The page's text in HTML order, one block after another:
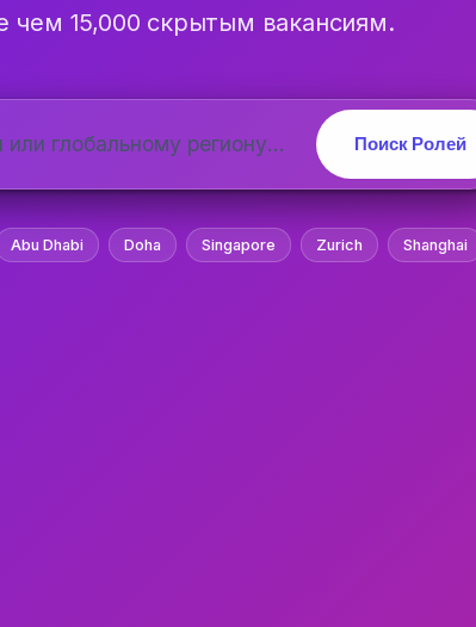
чем 15,000 скрытым вакансиям.
Поиск Ролей
Abu Dhabi Doha Singapore Zurich Shanghai